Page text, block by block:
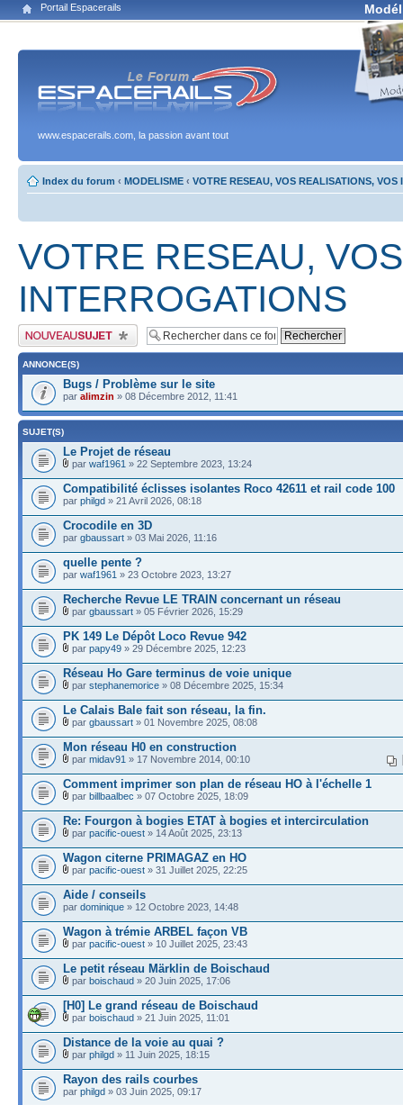
Portail Espacerails
www.espacerails.com, la passion avant tout
Index du forum ‹ MODELISME ‹ VOTRE RESEAU, VOS REALISATIONS, VOS
VOTRE RESEAU,
INTERROGATIONS
Publier un nouveau sujet
ANNONCE(S)
Bugs / Problème sur le site
par alimzin » 08 Décembre 2012, 11:41
SUJET(S)
Le Projet de réseau
par waf1961 » 22 Septembre 2023, 13:24
Compatibilité éclisses isolantes Roco 42611 et rail code 100
par philgd » 21 Avril 2026, 08:18
Crocodile en 3D
par gbaussart » 03 Mai 2026, 11:16
quelle pente ?
par waf1961 » 23 Octobre 2023, 13:27
Recherche Revue LE TRAIN concernant un réseau
par gbaussart » 05 Février 2026, 15:29
PK 149 Le Dépôt Loco Revue 942
par papy49 » 29 Décembre 2025, 12:23
Réseau Ho Gare terminus de voie unique
par stephanemorice » 08 Décembre 2025, 15:34
Le Calais Bale fait son réseau, la fin.
par gbaussart » 01 Novembre 2025, 08:08
Mon réseau H0 en construction
par midav91 » 17 Novembre 2014, 00:10
Comment imprimer son plan de réseau HO à l'échelle 1
par billbaalbec » 07 Octobre 2025, 18:09
Re: Fourgon à bogies ETAT à bogies et intercirculation
par pacific-ouest » 14 Août 2025, 23:13
Wagon citerne PRIMAGAZ en HO
par pacific-ouest » 31 Juillet 2025, 22:25
Aide / conseils
par dominique » 12 Octobre 2023, 14:48
Wagon à trémie ARBEL façon VB
par pacific-ouest » 10 Juillet 2025, 23:43
Le petit réseau Märklin de Boischaud
par boischaud » 20 Juin 2025, 17:06
[H0] Le grand réseau de Boischaud
par boischaud » 21 Juin 2025, 11:01
Distance de la voie au quai ?
par philgd » 11 Juin 2025, 18:15
Rayon des rails courbes
par philgd » 03 Juin 2025, 09:17